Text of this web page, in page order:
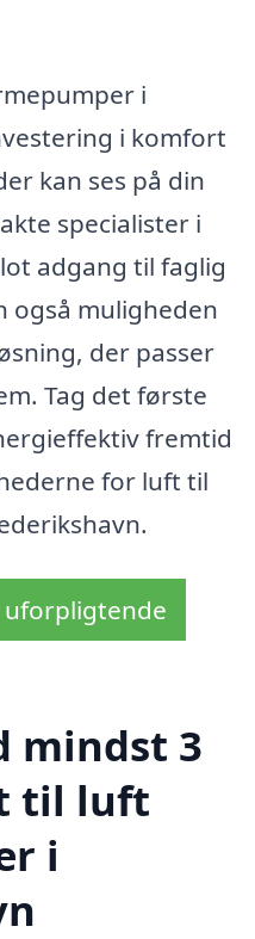
i
i komfort
kan ses på din
specialister i
adgang til faglig
også muligheden
der passer
Tag det første
fremtid
for luft til
uforpligtende
mindst 3
til luft
i